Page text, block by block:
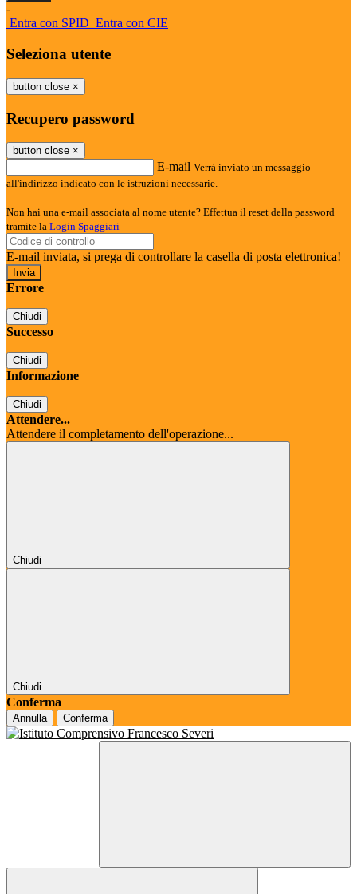
-
Entra con SPID Entra con CIE
Seleziona utente
button close ×
Recupero password
button close ×
E-mail Verrà inviato un messaggio
all'indirizzo indicato con le istruzioni necessarie.
Non hai una e-mail associata al nome utente? Effettua il reset della password
tramite la Login Spaggiari
E-mail inviata, si prega di controllare la casella di posta elettronica!
Errore
Chiudi
Successo
Chiudi
Informazione
Chiudi
Attendere...
Attendere il completamento dell'operazione...
Chiudi
Chiudi
Conferma
Annulla Conferma